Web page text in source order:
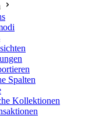
Spalten
Kollektionen